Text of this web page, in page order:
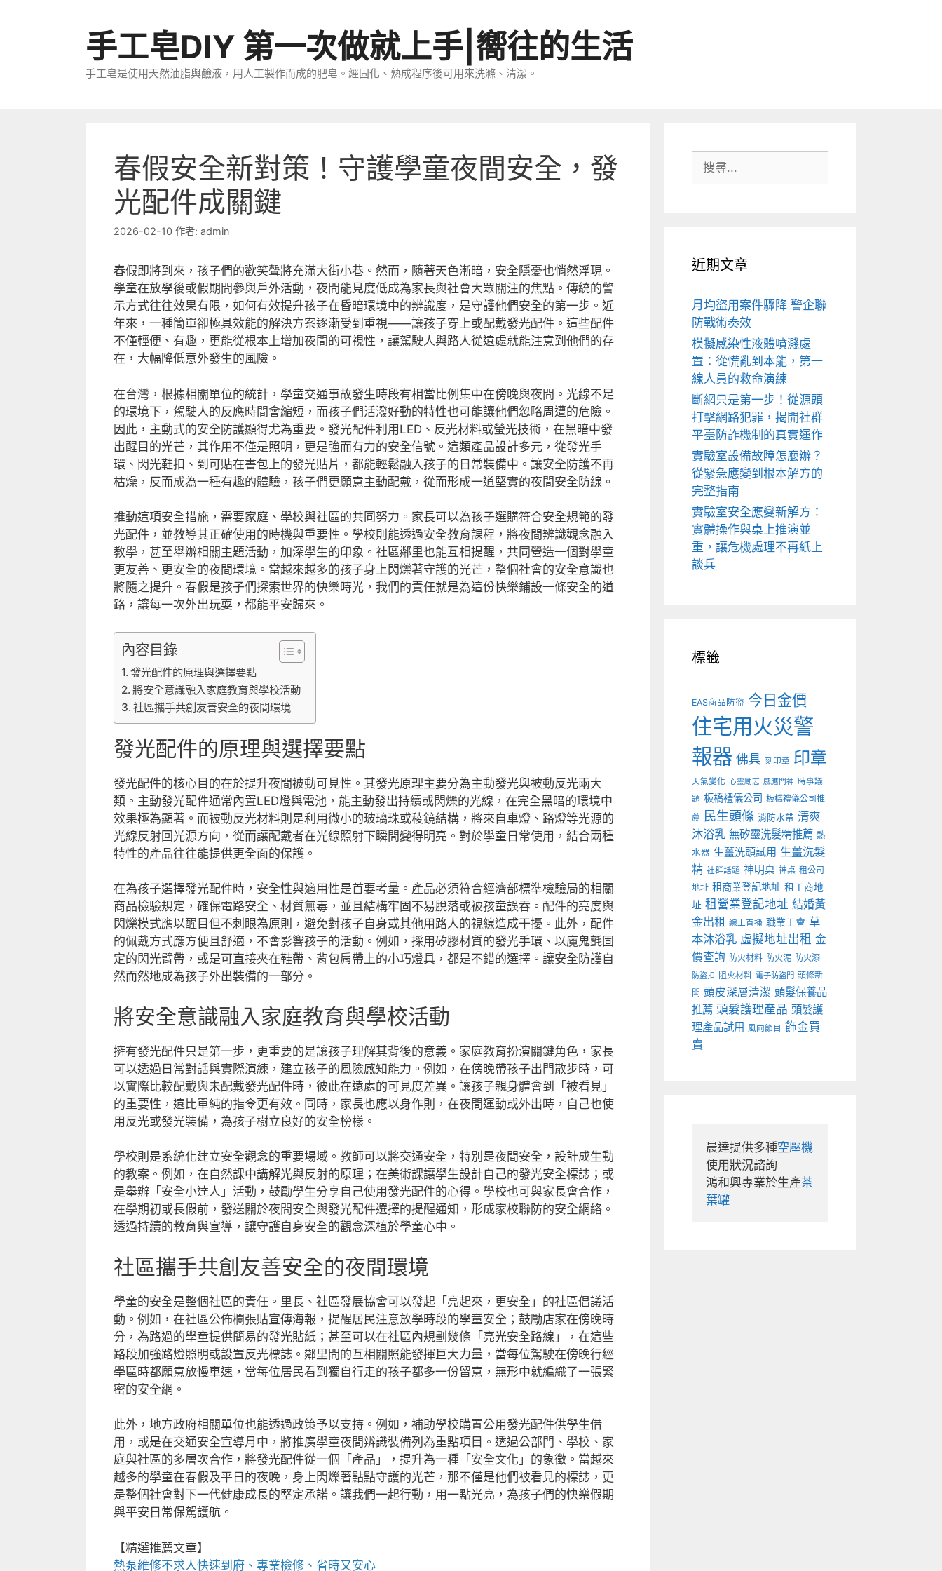
手工皂DIY 第一次做就上手|嚮往的生活
手工皂是使用天然油脂與鹼液，用人工製作而成的肥皂。經固化、熟成程序後可用來洗滌、清潔。
春假安全新對策！守護學童夜間安全，發
光配件成關鍵
2026-02-10 作者: admin
春假即將到來，孩子們的歡笑聲將充滿大街小巷。然而，隨著天色漸暗，安全隱憂也悄然浮現。
學童在放學後或假期間參與戶外活動，夜間能見度低成為家長與社會大眾關注的焦點。傳統的警
示方式往往效果有限，如何有效提升孩子在昏暗環境中的辨識度，是守護他們安全的第一步。近
年來，一種簡單卻極具效能的解決方案逐漸受到重視——讓孩子穿上或配戴發光配件。這些配件
不僅輕便、有趣，更能從根本上增加夜間的可視性，讓駕駛人與路人從遠處就能注意到他們的存
在，大幅降低意外發生的風險。
在台灣，根據相關單位的統計，學童交通事故發生時段有相當比例集中在傍晚與夜間。光線不足
的環境下，駕駛人的反應時間會縮短，而孩子們活潑好動的特性也可能讓他們忽略周遭的危險。
因此，主動式的安全防護顯得尤為重要。發光配件利用LED、反光材料或螢光技術，在黑暗中發
出醒目的光芒，其作用不僅是照明，更是強而有力的安全信號。這類產品設計多元，從發光手
環、閃光鞋扣、到可貼在書包上的發光貼片，都能輕鬆融入孩子的日常裝備中。讓安全防護不再
枯燥，反而成為一種有趣的體驗，孩子們更願意主動配戴，從而形成一道堅實的夜間安全防線。
推動這項安全措施，需要家庭、學校與社區的共同努力。家長可以為孩子選購符合安全規範的發
光配件，並教導其正確使用的時機與重要性。學校則能透過安全教育課程，將夜間辨識觀念融入
教學，甚至舉辦相關主題活動，加深學生的印象。社區鄰里也能互相提醒，共同營造一個對學童
更友善、更安全的夜間環境。當越來越多的孩子身上閃爍著守護的光芒，整個社會的安全意識也
將隨之提升。春假是孩子們探索世界的快樂時光，我們的責任就是為這份快樂鋪設一條安全的道
路，讓每一次外出玩耍，都能平安歸來。
內容目錄
發光配件的原理與選擇要點
將安全意識融入家庭教育與學校活動
社區攜手共創友善安全的夜間環境
發光配件的原理與選擇要點
發光配件的核心目的在於提升夜間被動可見性。其發光原理主要分為主動發光與被動反光兩大
類。主動發光配件通常內置LED燈與電池，能主動發出持續或閃爍的光線，在完全黑暗的環境中
效果極為顯著。而被動反光材料則是利用微小的玻璃珠或稜鏡結構，將來自車燈、路燈等光源的
光線反射回光源方向，從而讓配戴者在光線照射下瞬間變得明亮。對於學童日常使用，結合兩種
特性的產品往往能提供更全面的保護。
在為孩子選擇發光配件時，安全性與適用性是首要考量。產品必須符合經濟部標準檢驗局的相關
商品檢驗規定，確保電路安全、材質無毒，並且結構牢固不易脫落或被孩童誤吞。配件的亮度與
閃爍模式應以醒目但不刺眼為原則，避免對孩子自身或其他用路人的視線造成干擾。此外，配件
的佩戴方式應方便且舒適，不會影響孩子的活動。例如，採用矽膠材質的發光手環、以魔鬼氈固
定的閃光臂帶，或是可直接夾在鞋帶、背包肩帶上的小巧燈具，都是不錯的選擇。讓安全防護自
然而然地成為孩子外出裝備的一部分。
將安全意識融入家庭教育與學校活動
擁有發光配件只是第一步，更重要的是讓孩子理解其背後的意義。家庭教育扮演關鍵角色，家長
可以透過日常對話與實際演練，建立孩子的風險感知能力。例如，在傍晚帶孩子出門散步時，可
以實際比較配戴與未配戴發光配件時，彼此在遠處的可見度差異。讓孩子親身體會到「被看見」
的重要性，遠比單純的指令更有效。同時，家長也應以身作則，在夜間運動或外出時，自己也使
用反光或發光裝備，為孩子樹立良好的安全榜樣。
學校則是系統化建立安全觀念的重要場域。教師可以將交通安全，特別是夜間安全，設計成生動
的教案。例如，在自然課中講解光與反射的原理；在美術課讓學生設計自己的發光安全標誌；或
是舉辦「安全小達人」活動，鼓勵學生分享自己使用發光配件的心得。學校也可與家長會合作，
在學期初或長假前，發送關於夜間安全與發光配件選擇的提醒通知，形成家校聯防的安全網絡。
透過持續的教育與宣導，讓守護自身安全的觀念深植於學童心中。
社區攜手共創友善安全的夜間環境
學童的安全是整個社區的責任。里長、社區發展協會可以發起「亮起來，更安全」的社區倡議活
動。例如，在社區公佈欄張貼宣傳海報，提醒居民注意放學時段的學童安全；鼓勵店家在傍晚時
分，為路過的學童提供簡易的發光貼紙；甚至可以在社區內規劃幾條「亮光安全路線」，在這些
路段加強路燈照明或設置反光標誌。鄰里間的互相關照能發揮巨大力量，當每位駕駛在傍晚行經
學區時都願意放慢車速，當每位居民看到獨自行走的孩子都多一份留意，無形中就編織了一張緊
密的安全網。
此外，地方政府相關單位也能透過政策予以支持。例如，補助學校購置公用發光配件供學生借
用，或是在交通安全宣導月中，將推廣學童夜間辨識裝備列為重點項目。透過公部門、學校、家
庭與社區的多層次合作，將發光配件從一個「產品」，提升為一種「安全文化」的象徵。當越來
越多的學童在春假及平日的夜晚，身上閃爍著點點守護的光芒，那不僅是他們被看見的標誌，更
是整個社會對下一代健康成長的堅定承諾。讓我們一起行動，用一點光亮，為孩子們的快樂假期
與平安日常保駕護航。
【精選推薦文章】
熱泵維修不求人快速到府、專業檢修、省時又安心
尋:
近期文章
月均盜用案件驟降 警企聯
防戰術奏效
模擬感染性液體噴濺處
置：從慌亂到本能，第一
線人員的救命演練
斷網只是第一步！從源頭
打擊網路犯罪，揭開社群
平臺防詐機制的真實運作
實驗室設備故障怎麼辦？
從緊急應變到根本解方的
完整指南
實驗室安全應變新解方：
實體操作與桌上推演並
重，讓危機處理不再紙上
談兵
標籤
EAS商品防盜 今日金價
住宅用火災警
報器 佛具 刻印章 印章
天氣變化 心靈勵志 感應門神 時事議
題 板橋禮儀公司 板橋禮儀公司推
薦 民生頭條 消防水帶 清爽
沐浴乳 無矽靈洗髮精推薦 熱
水器 生薑洗頭試用 生薑洗髮
精 社群話題 神明桌 神桌 租公司
地址 租商業登記地址 租工商地
址 租營業登記地址 結婚黃
金出租 線上直播 職業工會 草
本沐浴乳 虛擬地址出租 金
價查詢 防火材料 防火泥 防火漆
防盜扣 阻火材料 電子防盜門 頭條新
聞 頭皮深層清潔 頭髮保養品
推薦 頭髮護理產品 頭髮護
理產品試用 風向節目 飾金買
賣
晨達提供多種空壓機
使用狀況諮詢
鴻和興專業於生產茶
葉罐